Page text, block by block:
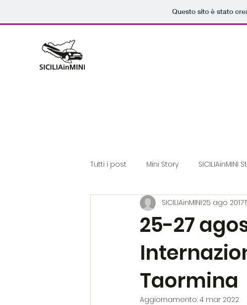
Questo sito è stato
Tutti i post Mini Story SICILIAinMINI
25-27
Taormina
SICILIAinMINI25 ago 2017
Aggiornamento: 4 mar 2022